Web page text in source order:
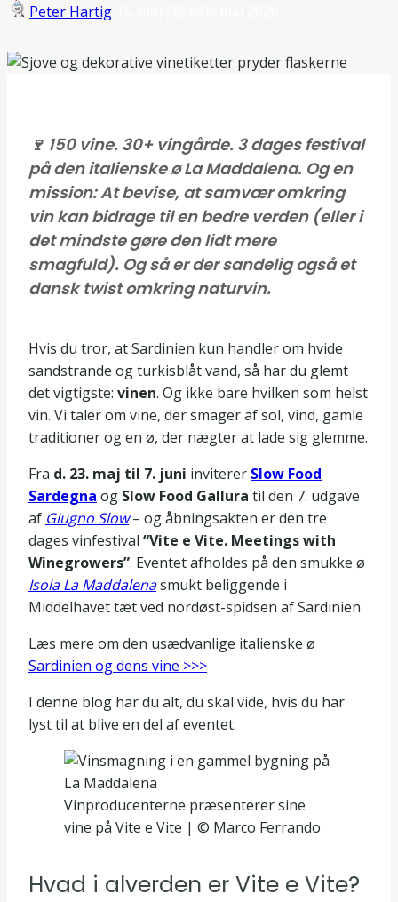
Peter Hartig
🍷 150 vine. 30+ vingårde. 3 dages festival
på den italienske ø La Maddalena. Og en
mission: At bevise, at samvær omkring
vin kan bidrage til en bedre verden (eller i
det mindste gøre den lidt mere
smagfuld). Og så er der sandelig også et
dansk twist omkring naturvin.
Hvis du tror, at Sardinien kun handler om hvide
sandstrande og turkisblåt vand, så har du glemt
det vigtigste: vinen. Og ikke bare hvilken som helst
vin. Vi taler om vine, der smager af sol, vind, gamle
traditioner og en ø, der nægter at lade sig glemme.
Fra d. 23. maj til 7. juni inviterer Slow Food
Sardegna og Slow Food Gallura til den 7. udgave
af Giugno Slow– og åbningsakten er den tre
dages vinfestival “Vite e Vite. Meetings with
Winegrowers”. Eventet afholdes på den smukke ø
Isola La Maddalenasmukt beliggende i
Middelhavet tæt ved nordøst-spidsen af Sardinien.
Læs mere om den usædvanlige italienske ø
Sardinien og dens vine >>>
I denne blog har du alt, du skal vide, hvis du har
lyst til at blive en del af eventet.
Vinproducenterne præsenterer sine
vine på Vite e Vite | © Marco Ferrando
Hvad i alverden er Vite e Vite?